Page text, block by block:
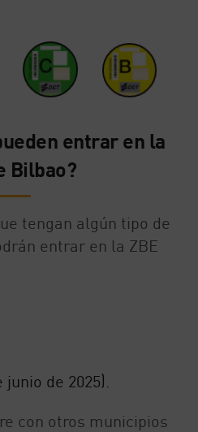
entrar en la
Bilbao?
tengan algún tipo de
entrar en la ZBE
de 2025).
con otros municipios